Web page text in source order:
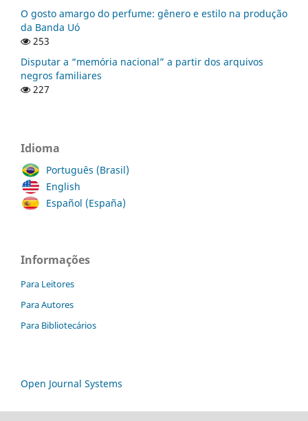
O gosto amargo do perfume: gênero e estilo na produção
da Banda Uó
253
Disputar a “memória nacional” a partir dos arquivos
negros familiares
227
Idioma
Português (Brasil)
English
Español (España)
Informações
Para Leitores
Para Autores
Para Bibliotecários
Open Journal Systems